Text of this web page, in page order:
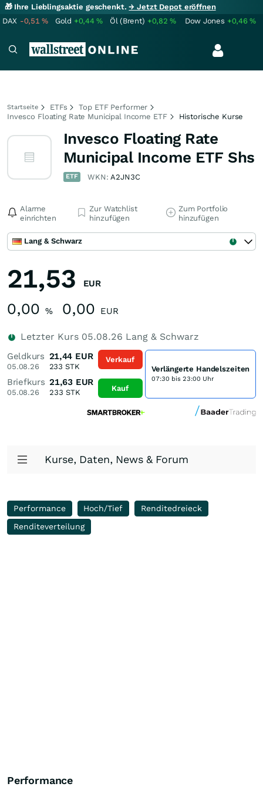
🎁 Ihre Lieblingsaktie geschenkt.→ Jetzt Depot eröffnen
DAX -0,51% Gold +0,44% Öl (Brent) +0,82% Dow Jones +0,46%
Startseite ETFs
Top ETF Performer
Invesco Floating Rate Municipal Income ETF
Historische Kurse
Invesco Floating Rate
Municipal Income ETF Shs
ETF WKN:A2JN3C
Alarme
einrichten
Zur Watchlist
hinzufügen
Zum Portfolio
hinzufügen
Lang & Schwarz
21,53 EUR
0,00 % 0,00 EUR
Letzter Kurs 05.08.26 Lang & Schwarz
Geldkurs
05.08.26
21,44 EUR
233 STK
Briefkurs
05.08.26
21,63 EUR
233 STK
Verkauf
Kauf
Verlängerte Handelszeiten
07:30 bis 23:00 Uhr
Kurse, Daten, News & Forum
Performance Hoch/Tief
Renditedreieck
Renditeverteilung
Performance